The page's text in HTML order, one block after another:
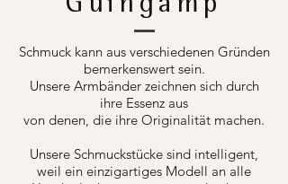
Guingamp
Schmuck kann aus verschiedenen Gründen
bemerkenswert sein.
Unsere Armbänder zeichnen sich durch
ihre Essenz aus
von denen, die ihre Originalität machen.
Unsere Schmuckstücke sind intelligent,
weil ein einzigartiges Modell an alle